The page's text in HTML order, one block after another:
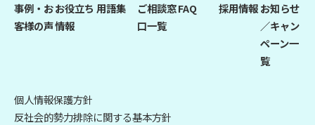
事例・お
客様の声
お役立ち
情報
用語集
ご相談窓
口一覧
FAQ 採用情報お知らせ
／キャン
ペーン一
覧
個人情報保護方針
反社会的勢力排除に関する基本方針